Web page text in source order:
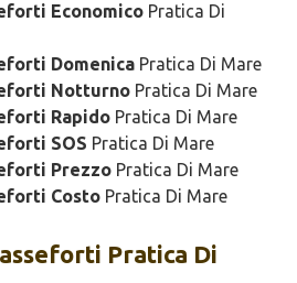
Economico Pratica Di
Domenica Pratica Di Mare
Notturno Pratica Di Mare
Rapido Pratica Di Mare
SOS Pratica Di Mare
Prezzo Pratica Di Mare
Costo Pratica Di Mare
Pratica Di